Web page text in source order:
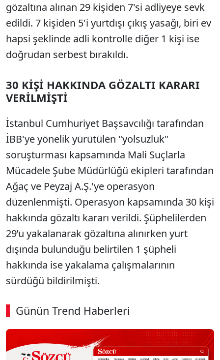
gözaltına alınan 29 kişiden 7'si adliyeye sevk
edildi. 7 kişiden 5'i yurtdışı çıkış yasağı, biri ev
hapsi şeklinde adli kontrolle diğer 1 kişi ise
doğrudan serbest bırakıldı.
30 KİŞİ HAKKINDA GÖZALTI KARARI
VERİLMİŞTİ
İstanbul Cumhuriyet Başsavcılığı tarafından
İBB'ye yönelik yürütülen "yolsuzluk"
soruşturması kapsamında Mali Suçlarla
Mücadele Şube Müdürlüğü ekipleri tarafından
Ağaç ve Peyzaj A.Ş.'ye operasyon
düzenlenmişti. Operasyon kapsamında 30 kişi
hakkında gözaltı kararı verildi. Şüphelilerden
29’u yakalanarak gözaltına alınırken yurt
dışında bulunduğu belirtilen 1 şüpheli
hakkında ise yakalama çalışmalarının
sürdüğü bildirilmişti.
Günün Trend Haberleri
00:01 / 09:15
Sesi Aç